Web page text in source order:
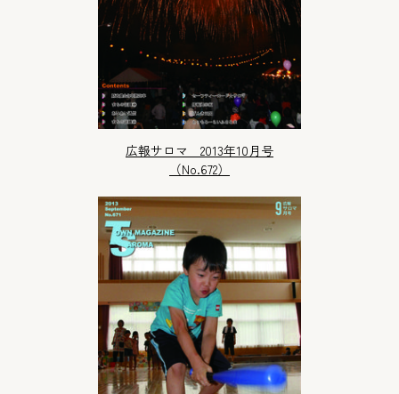
広報サロマ 2013年10月号
（No.672）